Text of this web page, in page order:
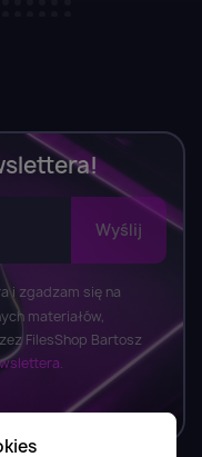
i zgadzam się na
materiałów,
FilesShop Bartosz